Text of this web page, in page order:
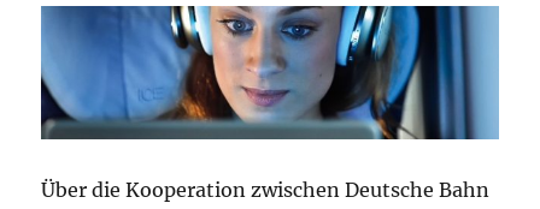
Über die Kooperation zwischen Deutsche Bahn